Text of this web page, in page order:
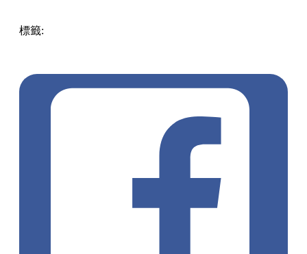
標籤: